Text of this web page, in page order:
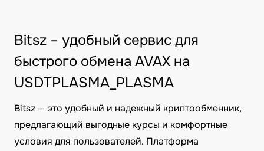
Bitsz – удобный сервис для
быстрого обмена AVAX на
USDTPLASMA_PLASMA
Bitsz — это удобный и надежный криптообменник,
предлагающий выгодные курсы и комфортные
условия для пользователей. Платформа